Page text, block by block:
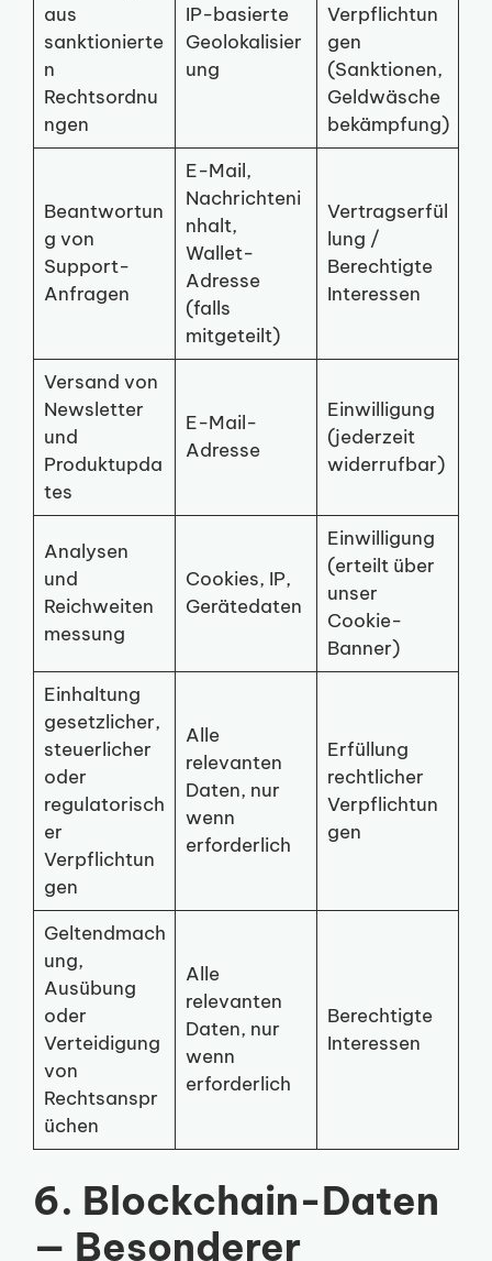
aus
sanktionierte
n
Rechtsordnu
ngen
IP-basierte
Geolokalisier
ung
Verpflichtun
gen
(Sanktionen,
Geldwäsche
bekämpfung)
Beantwortun
g von
Support-
Anfragen
E-Mail,
Nachrichteni
nhalt,
Wallet-
Adresse
(falls
mitgeteilt)
Vertragserfül
lung /
Berechtigte
Interessen
Versand von
Newsletter
und
Produktupda
tes
E-Mail-
Adresse
Einwilligung
(jederzeit
widerrufbar)
Analysen
und
Reichweiten
messung
Cookies, IP,
Gerätedaten
Einwilligung
(erteilt über
unser
Cookie-
Banner)
Einhaltung
gesetzlicher,
steuerlicher
oder
regulatorisch
er
Verpflichtun
gen
Alle
relevanten
Daten, nur
wenn
erforderlich
Erfüllung
rechtlicher
Verpflichtun
gen
Geltendmach
ung,
Ausübung
oder
Verteidigung
von
Rechtsanspr
üchen
Alle
relevanten
Daten, nur
wenn
erforderlich
Berechtigte
Interessen
6. Blockchain-Daten
— Besonderer